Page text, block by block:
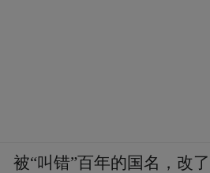
被“叫错”百年的国名，改了